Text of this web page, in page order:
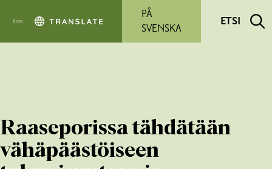
PÅ
SVENSKA
ETSI
Raaseporissa tähdätään
vähäpäästöiseen